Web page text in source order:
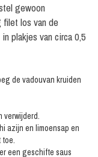
gewoon
filet los van de
plakjes van circa 0,5
de vadouvan kruiden
verwijderd.
azijn en limoensap en
toe.
een geschifte saus